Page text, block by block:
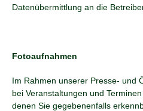
Datenübermittlung an die
Fotoaufnahmen
Im Rahmen unserer Presse- und
bei Veranstaltungen und
denen Sie gegebenenfalls